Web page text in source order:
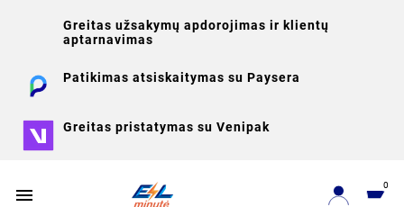
Greitas užsakymų apdorojimas ir klientų
aptarnavimas
Patikimas atsiskaitymas su Paysera
Greitas pristatymas su Venipak
 0